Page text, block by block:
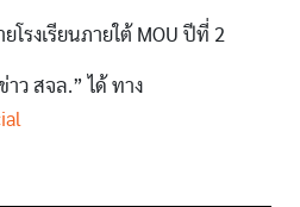
โรงเรียนภายใต้ MOU ปีที่ 2
าว สจล.” ได้ ทาง